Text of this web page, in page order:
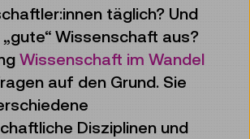
täglich? Und
Wissenschaft aus?
Wissenschaft im Wandel
auf den Grund. Sie
Disziplinen und